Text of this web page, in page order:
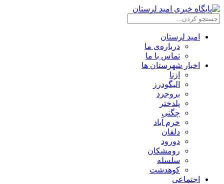
امید لرستان
درباره‌ی ما
تماس با ما
اخبار شهرستان ها
ازنا
الیگودرز
بروجرد
پلدختر
چگنی
خرم آباد
دلفان
دورود
رومشکان
سلسله
کوهدشت
اجتماعی